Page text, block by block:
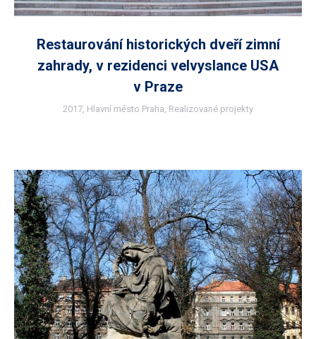
Restaurování historických dveří zimní
zahrady, v rezidenci velvyslance USA
v Praze
2017 Hlavní město Praha Realizované projekty